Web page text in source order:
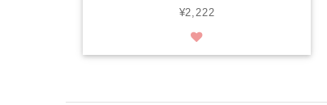
¥2,222